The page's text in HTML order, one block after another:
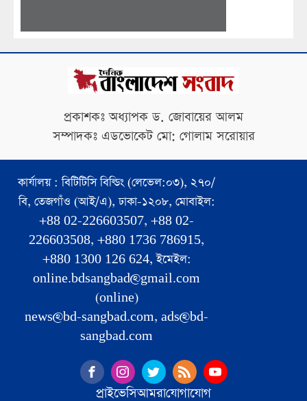
প্রকাশকঃ অধ্যাপক ড. জোবায়ের আলম
সম্পাদকঃ এডভোকেট মো: গোলাম সরোয়ার
কার্যালয় : বিটিটিসি বিল্ডিং (লেভেল:০৩), ২৭০/
বি, তেজগাঁও (আই/এ), ঢাকা-১২০৮, মোবাইল:
+88 02-226603507, +88 02-
226603508, +880 1736 786915,
+880 1300 126 624, ইমেইল:
online.bdsangbad@gmail.com
(online)
news@bd-sangbad.com, ads@bd-
sangbad.com
প্রাইভেসিআমরাযোগাযোগ